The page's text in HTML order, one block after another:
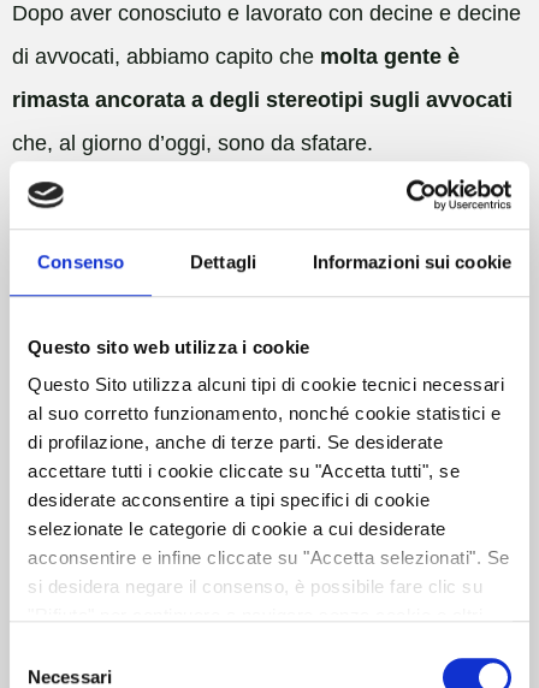
Consenso Dettagli Informazioni sui cookie
Questo sito web utilizza i cookie
Questo Sito utilizza alcuni tipi di cookie tecnici necessari
al suo corretto funzionamento, nonché cookie statistici e
di profilazione, anche di terze parti. Se desiderate
accettare tutti i cookie cliccate su "Accetta tutti", se
desiderate acconsentire a tipi specifici di cookie
selezionate le categorie di cookie a cui desiderate
acconsentire e infine cliccate su "Accetta selezionati". Se
si desidera negare il consenso, è possibile fare clic su
consultare la
delNecessari
Dopo aver conosciuto e lavorato con decine e decine
di avvocati, abbiamo capito che molta gente è
rimasta ancorata a degli stereotipi sugli avvocati
che, al giorno d’oggi, sono da sfatare.
Uno di questi è la mancanza di chiarezza derivante
soprattutto in passato, erano soliti utilizzare.
Capisci bene come questo possa allontanare la
gente…
Ecco perché sui social bisogna adottare una
comunicazione più efficace:
Dimentica il burocratese e il legalese:I social
media sono lo spazio ideale per mostrare un lato